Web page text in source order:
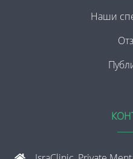
Наши